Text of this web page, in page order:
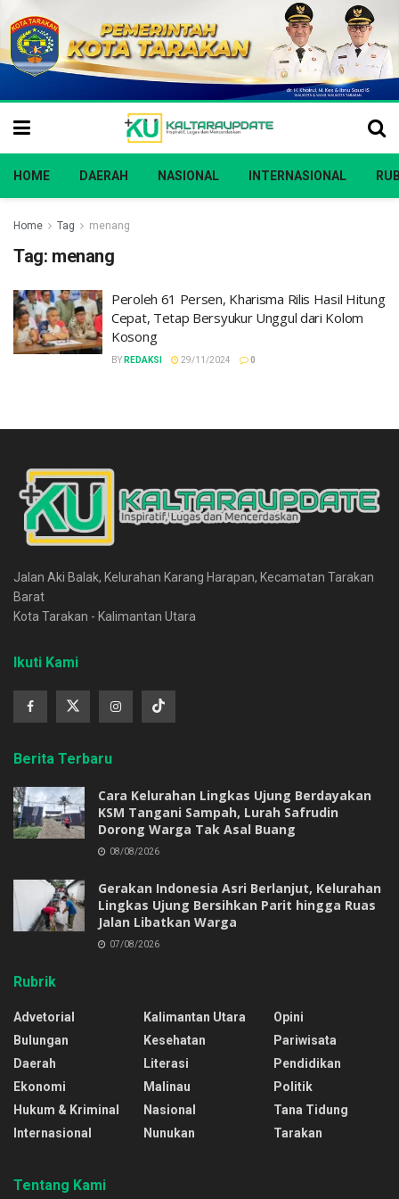
HOME DAERAH NASIONAL INTERNASIONAL
Home Tag menang
Tag: menang
Peroleh 61 Persen, Kharisma Rilis Hasil Hitung
Cepat, Tetap Bersyukur Unggul dari Kolom
Kosong
BY REDAKSI 29/11/2024 0
Jalan Aki Balak, Kelurahan Karang Harapan, Kecamatan Tarakan
Barat
Kota Tarakan - Kalimantan Utara
Ikuti Kami
Berita Terbaru
Cara Kelurahan Lingkas Ujung Berdayakan
KSM Tangani Sampah, Lurah Safrudin
Dorong Warga Tak Asal Buang
08/08/2026
Gerakan Indonesia Asri Berlanjut, Kelurahan
Lingkas Ujung Bersihkan Parit hingga Ruas
Jalan Libatkan Warga
07/08/2026
Rubrik
Advetorial
Bulungan
Daerah
Ekonomi
Hukum & Kriminal
Internasional
Kalimantan Utara
Kesehatan
Literasi
Malinau
Nasional
Nunukan
Opini
Pariwisata
Pendidikan
Politik
Tana Tidung
Tarakan
Tentang Kami